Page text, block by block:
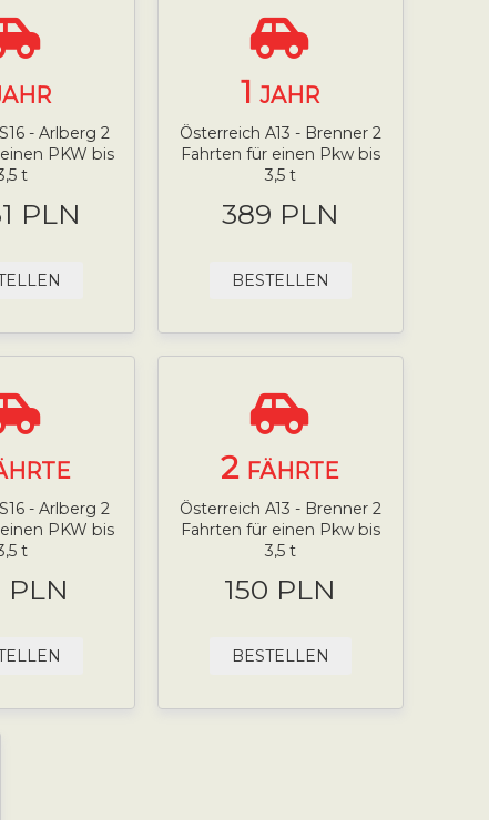
- Arlberg 2
PKW bis
t
PLN
1JAHR
Österreich A13 - Brenner 2
Fahrten für einen Pkw bis
3,5 t
389 PLN
BESTELLEN
- Arlberg 2
PKW bis
t
PLN
2 FÄHRTE
Österreich A13 - Brenner 2
Fahrten für einen Pkw bis
3,5 t
150 PLN
BESTELLEN